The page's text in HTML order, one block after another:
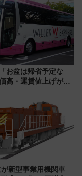
お盆は帰省予定な
高・運賃値上げが財
ど……【WILLER お盆
査】
新型事業用機関車